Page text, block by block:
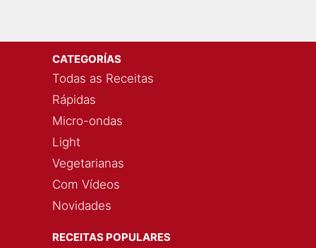
CATEGORÍAS
Todas as Receitas
Rápidas
Micro-ondas
Light
Vegetarianas
Com Vídeos
Novidades
RECEITAS POPULARES